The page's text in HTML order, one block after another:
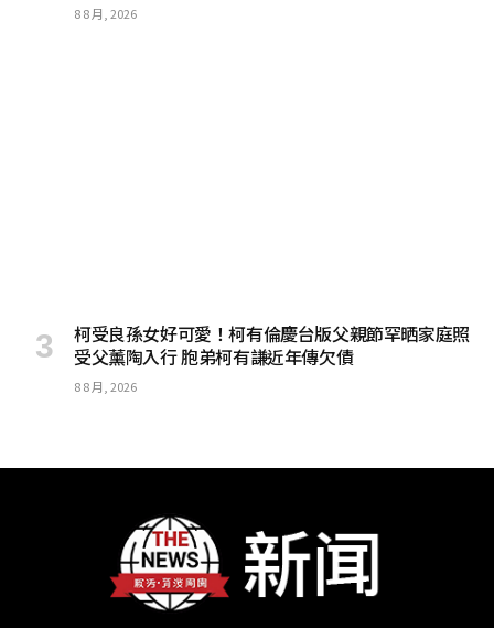
8 8 月, 2026
柯受良孫女好可愛！柯有倫慶台版父親節罕晒家庭照
受父薰陶入行 胞弟柯有謙近年傳欠債
8 8 月, 2026